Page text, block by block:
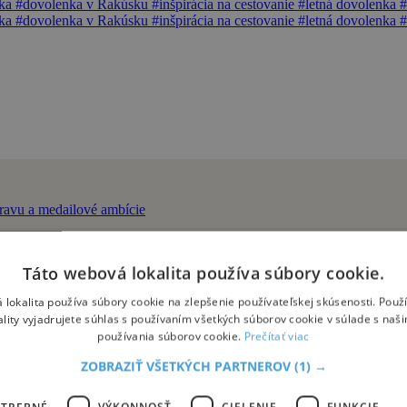
#dovolenka v Rakúsku #inšpirácia na cestovanie #letná dovolenka
#dovolenka v Rakúsku #inšpirácia na cestovanie #letná dovolenka
silnú výpravu a medailové ambície
nádejami Emmou Zapletalovou a Gabrielou Gajanovou, či
Táto webová lokalita používa súbory cookie.
lokalita používa súbory cookie na zlepšenie používateľskej skúsenosti.
vyjadrujete súhlas s používaním všetkých súborov cookie v súlade s
používania súborov cookie. Prečítať viac
ZOBRAZIŤ VŠETKÝCH PARTNEROV (1) →